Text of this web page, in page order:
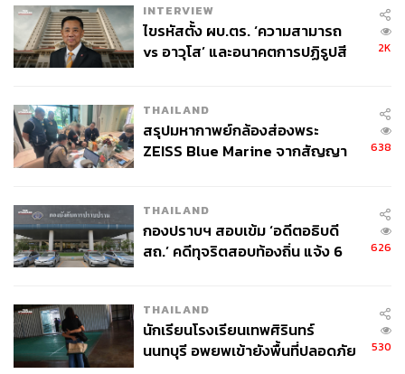
INTERVIEW
ไขรหัสตั้ง ผบ.ตร. ‘ความสามารถ
vs อาวุโส’ และอนาคตการปฏิรูปสี
2K
THAILAND
สรุปมหากาพย์กล้องส่องพระ
ZEISS Blue Marine จากสัญญา
จ่ายหนี้-แอบระบุแบรนด์
638
THAILAND
กองปราบฯ สอบเข้ม ‘อดีตอธิบดี
สถ.’ คดีทุจริตสอบท้องถิ่น แจ้ง 6
626
THAILAND
นักเรียนโรงเรียนเทพศิรินทร์
นนทบุรี อพยพเข้ายังพื้นที่ปลอดภัย
530